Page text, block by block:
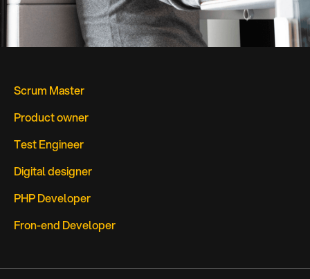
Scrum Master
Product owner
Test Engineer
Digital designer
PHP Developer
Fron-end Developer